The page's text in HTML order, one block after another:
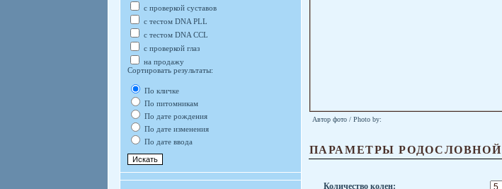
с проверкой суставов
с тестом DNA PLL
с тестом DNA CCL
с проверкой глаз
на продажу
Сортировать результаты:
По кличке
По питомникам
По дате рождения
По дате изменения
По дате ввода
Автор фото / Photo by:
ПАРАМЕТРЫ РОДОСЛОВНОЙ
Количество колен: